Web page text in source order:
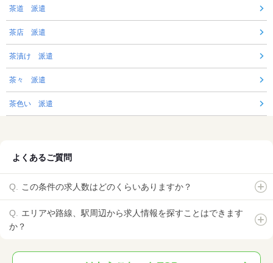
茶道 派遣
茶店 派遣
茶漬け 派遣
茶々 派遣
茶色い 派遣
よくあるご質問
この条件の求人数はどのくらいありますか？
エリアや路線、駅周辺から求人情報を探すことはできます
か？